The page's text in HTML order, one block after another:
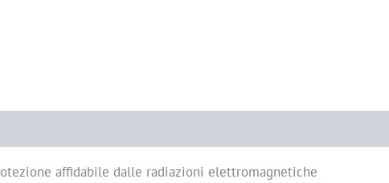
affidabile dalle radiazioni elettromagnetiche